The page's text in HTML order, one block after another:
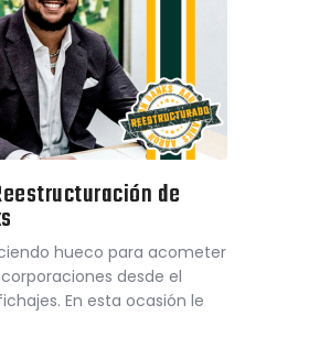
de
hueco para acometer
desde el
En esta ocasión le